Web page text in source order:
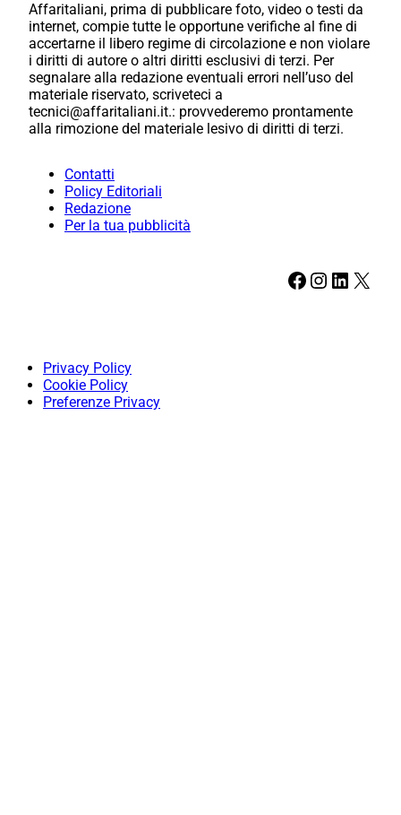
Affaritaliani, prima di pubblicare foto, video o testi da
internet, compie tutte le opportune verifiche al fine di
accertarne il libero regime di circolazione e non violare
i diritti di autore o altri diritti esclusivi di terzi. Per
segnalare alla redazione eventuali errori nell’uso del
materiale riservato, scriveteci a
tecnici@affaritaliani.it.: provvederemo prontamente
alla rimozione del materiale lesivo di diritti di terzi.
Contatti
Policy Editoriali
Redazione
Per la tua pubblicità
Facebook Instagram LinkedIn X
Privacy Policy
Cookie Policy
Preferenze Privacy